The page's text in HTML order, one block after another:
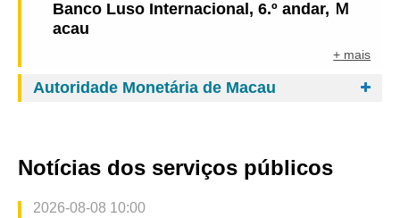
Banco Luso Internacional, 6.º andar, Ｍ
acau
+ mais
Autoridade Monetária de Macau
Notícias dos serviços públicos
2026-08-08 10:00